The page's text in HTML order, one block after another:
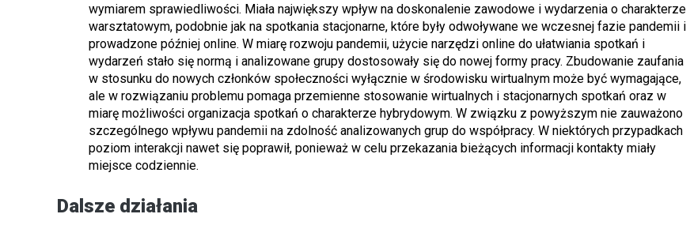
wymiarem sprawiedliwości. Miała największy wpływ na doskonalenie zawodowe i wydarzenia o charakterze
warsztatowym, podobnie jak na spotkania stacjonarne, które były odwoływane we wczesnej fazie pandemii i
prowadzone później online. W miarę rozwoju pandemii, użycie narzędzi online do ułatwiania spotkań i
wydarzeń stało się normą i analizowane grupy dostosowały się do nowej formy pracy. Zbudowanie zaufania
w stosunku do nowych członków społeczności wyłącznie w środowisku wirtualnym może być wymagające,
ale w rozwiązaniu problemu pomaga przemienne stosowanie wirtualnych i stacjonarnych spotkań oraz w
miarę możliwości organizacja spotkań o charakterze hybrydowym. W związku z powyższym nie zauważono
szczególnego wpływu pandemii na zdolność analizowanych grup do współpracy. W niektórych przypadkach
poziom interakcji nawet się poprawił, ponieważ w celu przekazania bieżących informacji kontakty miały
miejsce codziennie.
Dalsze działania